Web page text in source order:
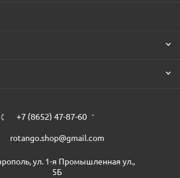
+7 (8652) 47-87-60
rotango.shop@gmail.com
ул. 1-я Промышленная ул.,
5Б